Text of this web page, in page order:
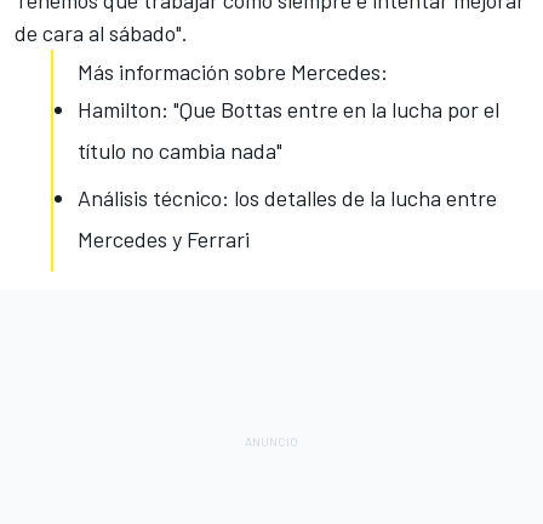
de cara al sábado".
Más información sobre Mercedes:
Hamilton: "Que Bottas entre en la lucha por el
título no cambia nada"
Análisis técnico: los detalles de la lucha entre
Mercedes y Ferrari